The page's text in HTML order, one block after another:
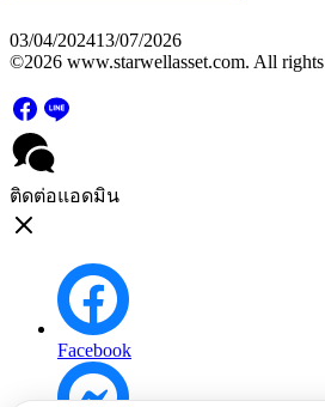
03/04/202413/07/2026
©2026 www.starwellasset.com. All rights
ติดต่อแอดมิน
Facebook